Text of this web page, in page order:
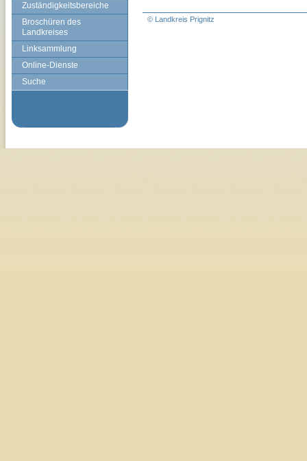
Zuständigkeitsbereiche
Broschüren des
Landkreises
Linksammlung
Online-Dienste
Suche
© Landkreis Prignitz